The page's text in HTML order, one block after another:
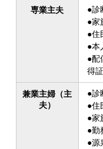
専業主夫
●診
●家
●住
●本
●配
得
兼業主婦（主
夫）
●診
●住
●家
●勤
●源